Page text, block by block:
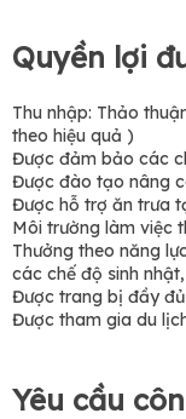
Quyền lợi
Thu nhập: Thảo
theo hiệu quả )
Được đảm bảo các
Được đào tạo nâng
Được hỗ trợ ăn trưa
Môi trường làm việc
Thưởng theo năng
các chế độ sinh
Được trang bị đầy
Được tham gia du
Yêu cầu